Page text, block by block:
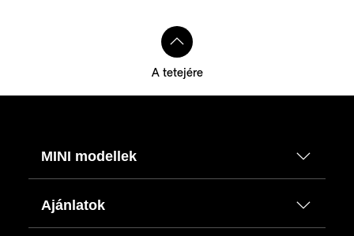
A tetejére
MINI modellek
Ajánlatok